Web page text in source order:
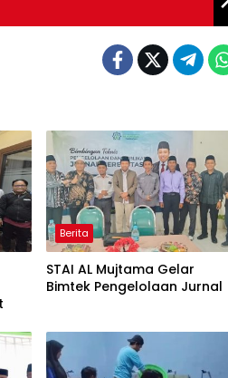
Berita
STAI AL Mujtama Gelar
Bimtek Pengelolaan Jurnal